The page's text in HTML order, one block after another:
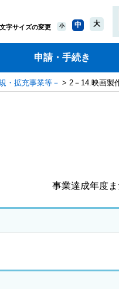
文字サイズの変更 小 中 大
申請・手続き
・拡充事業等－ > 2－14.映画製
事業達成年度